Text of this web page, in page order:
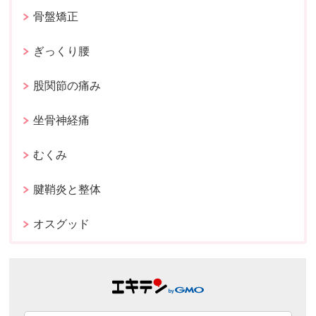
骨盤矯正
ぎっくり腰
股関節の痛み
坐骨神経痛
むくみ
腱鞘炎と整体
オスグッド